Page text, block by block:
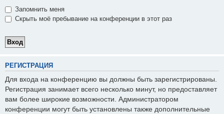
Запомнить меня
Скрыть моё пребывание на конференции в этот раз
РЕГИСТРАЦИЯ
Для входа на конференцию вы должны быть зарегистрированы.
Регистрация занимает всего несколько минут, но предоставляет
вам более широкие возможности. Администратором
конференции могут быть установлены также дополнительные